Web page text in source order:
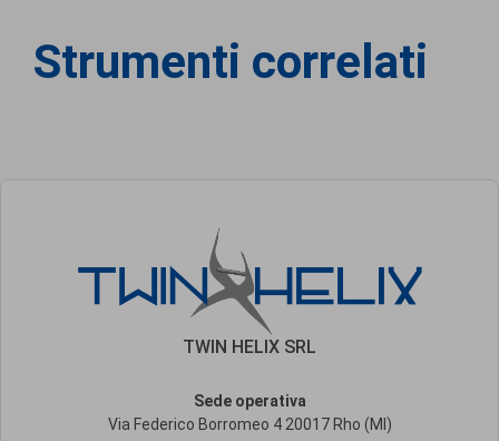
Strumenti correlati
TWIN HELIX SRL
Sede operativa
Via Federico Borromeo 4 20017 Rho (MI)